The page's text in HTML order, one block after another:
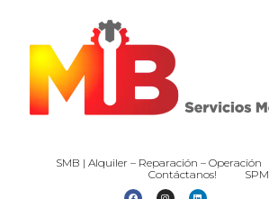
SMB | Alquiler – Reparación – Operación
Contáctanos!
SPM